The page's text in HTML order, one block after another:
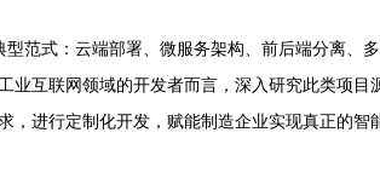
范式：云端部署、微服务架构、前后端分离、
互联网领域的开发者而言，深入研究此类项
进行定制化开发，赋能制造企业实现真正的智